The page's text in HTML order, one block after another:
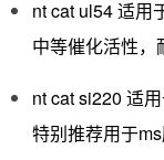
nt cat ul54 适用
中等催化活性，
nt cat si220 适
特别推荐用于ms